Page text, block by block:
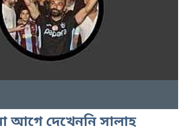
আগে দেখেননি সালাহ